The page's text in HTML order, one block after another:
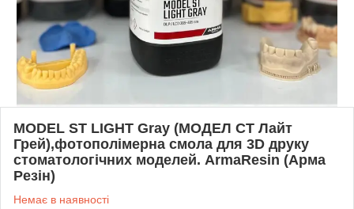
MODEL ST LIGHT Gray (МОДЕЛ СТ Лайт
Грей),фотополімерна смола для 3D друку
стоматологічних моделей. ArmaResin (Арма
Резін)
Немає в наявності